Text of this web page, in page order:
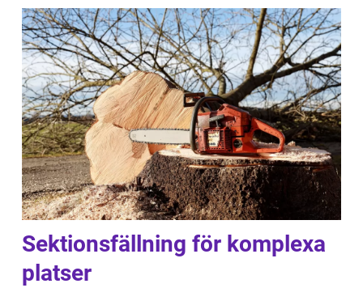
Sektionsfällning för komplexa
platser